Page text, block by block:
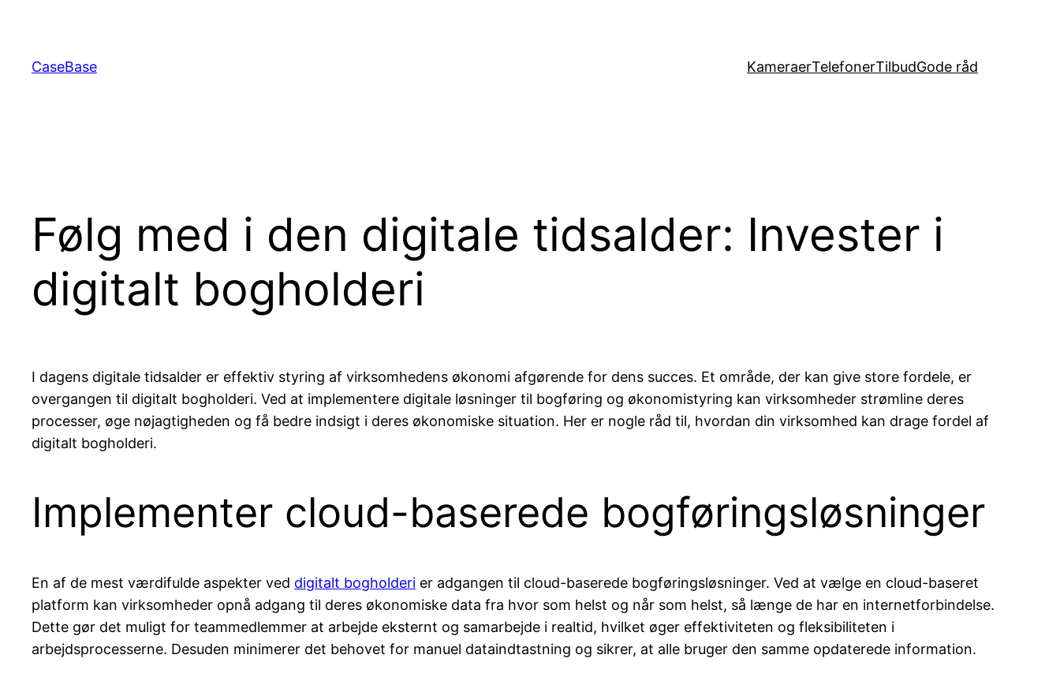
indhold
CaseBase KameraerTelefonerTilbudGode råd
Følg med i den digitale tidsalder: Invester i
digitalt bogholderi
I dagens digitale tidsalder er effektiv styring af virksomhedens økonomi afgørende for dens succes. Et område, der kan give store fordele, er
overgangen til digitalt bogholderi. Ved at implementere digitale løsninger til bogføring og økonomistyring kan virksomheder strømline deres
processer, øge nøjagtigheden og få bedre indsigt i deres økonomiske situation. Her er nogle råd til, hvordan din virksomhed kan drage fordel af
digitalt bogholderi.
Implementer cloud-baserede bogføringsløsninger
En af de mest værdifulde aspekter ved digitalt bogholderi er adgangen til cloud-baserede bogføringsløsninger. Ved at vælge en cloud-baseret
platform kan virksomheder opnå adgang til deres økonomiske data fra hvor som helst og når som helst, så længe de har en internetforbindelse.
Dette gør det muligt for teammedlemmer at arbejde eksternt og samarbejde i realtid, hvilket øger effektiviteten og fleksibiliteten i
arbejdsprocesserne. Desuden minimerer det behovet for manuel dataindtastning og sikrer, at alle bruger den samme opdaterede information.